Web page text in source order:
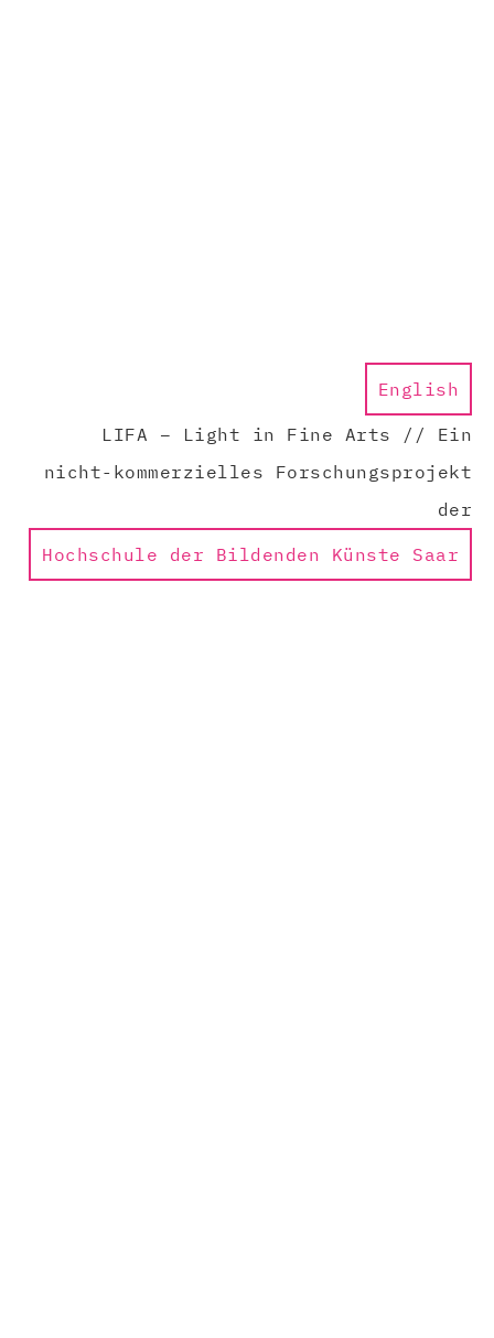
English
LIFA – Light in Fine Arts // Ein
nicht-kommerzielles Forschungsprojekt
der
Hochschule der Bildenden Künste Saar